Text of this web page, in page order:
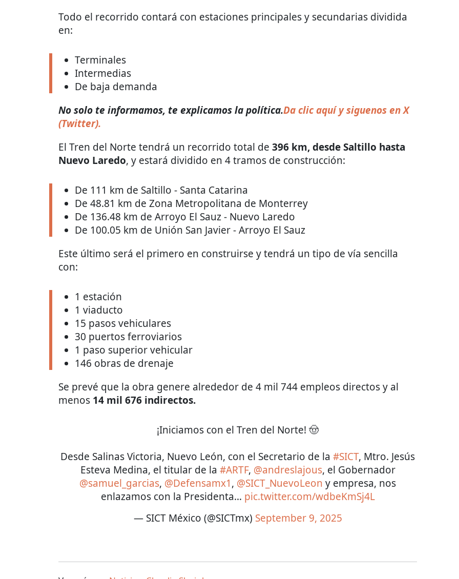
Todo el recorrido contará con estaciones principales y secundarias dividida
en:
Terminales
Intermedias
De baja demanda
No solo te informamos, te explicamos la política.Da clic aquí y siguenos en X
(Twitter).
El Tren del Norte tendrá un recorrido total de 396 km, desde Saltillo hasta
Nuevo Laredo, y estará dividido en 4 tramos de construcción:
De 111 km de Saltillo - Santa Catarina
De 48.81 km de Zona Metropolitana de Monterrey
De 136.48 km de Arroyo El Sauz - Nuevo Laredo
De 100.05 km de Unión San Javier - Arroyo El Sauz
Este último será el primero en construirse y tendrá un tipo de vía sencilla
con:
1 estación
1 viaducto
15 pasos vehiculares
30 puertos ferroviarios
1 paso superior vehicular
146 obras de drenaje
Se prevé que la obra genere alrededor de 4 mil 744 empleos directos y al
menos 14 mil 676 indirectos.
¡Iniciamos con el Tren del Norte! 🤠
Desde Salinas Victoria, Nuevo León, con el Secretario de la #SICT, Mtro. Jesús
Esteva Medina, el titular de la #ARTF, @andreslajous, el Gobernador
@samuel_garcias, @Defensamx1, @SICT_NuevoLeon y empresa, nos
enlazamos con la Presidenta… pic.twitter.com/wdbeKmSj4L
— SICT México (@SICTmx) September 9, 2025